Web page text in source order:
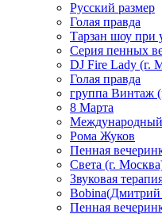
Русский размер
Голая правда
Тарзан шоу при
Серия пенных
DJ Fire Lady (г.
Голая правда
группа Винтаж
8 Марта
Международный
Рома Жуков
Пенная
Света (г.
Звуковая
Bobina(Дмитрий
Пенная